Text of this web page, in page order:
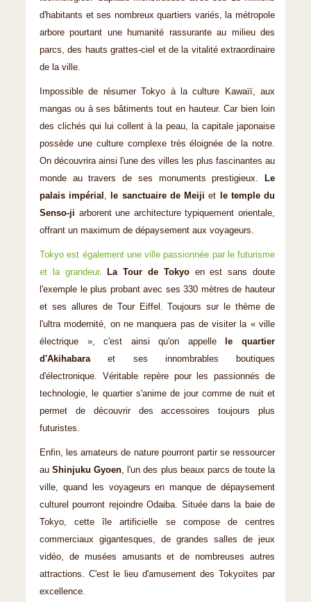
d'habitants et ses nombreux quartiers variés, la métropole
arbore pourtant une humanité rassurante au milieu des
parcs, des hauts grattes-ciel et de la vitalité extraordinaire
de la ville.
Impossible de résumer Tokyo à la culture Kawaïï, aux
mangas ou à ses bâtiments tout en hauteur. Car bien loin
des clichés qui lui collent à la peau, la capitale japonaise
possède une culture complexe très éloignée de la notre.
On découvrira ainsi l'une des villes les plus fascinantes au
monde au travers de ses monuments prestigieux.
Le
palais impérial
le sanctuaire de Meiji et
le temple du
Senso-ji arborent une architecture typiquement orientale,
offrant un maximum de dépaysement aux voyageurs.
Tokyo est également une ville passionnée par le futurisme
et la grandeur. La Tour de Tokyoen est sans doute
l'exemple le plus probant avec ses 330 mètres de hauteur
et ses allures de Tour Eiffel. Toujours sur le thème de
l'ultra modernité, on ne manquera pas de visiter la « ville
électrique », c'est ainsi qu'on appelle
le quartier
d'Akihabara et ses innombrables boutiques
d'électronique. Véritable repère pour les passionnés de
technologie, le quartier s'anime de jour comme de nuit et
permet de découvrir des accessoires toujours plus
futuristes.
Enfin, les amateurs de nature pourront partir se ressourcer
auShinjuku Gyoen , l'un des plus beaux parcs de toute la
ville, quand les voyageurs en manque de dépaysement
culturel pourront rejoindre Odaiba. Située dans la baie de
Tokyo, cette île artificielle se compose de centres
commerciaux gigantesques, de grandes salles de jeux
vidéo, de musées amusants et de nombreuses autres
attractions. C'est le lieu d'amusement des Tokyoïtes par
excellence.